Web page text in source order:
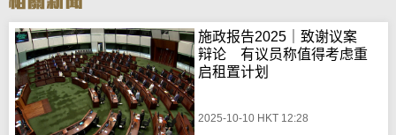
施政报告2025｜致谢议案
辩论 有议员称值得考虑重
启租置计划
2025-10-10 HKT 12:28